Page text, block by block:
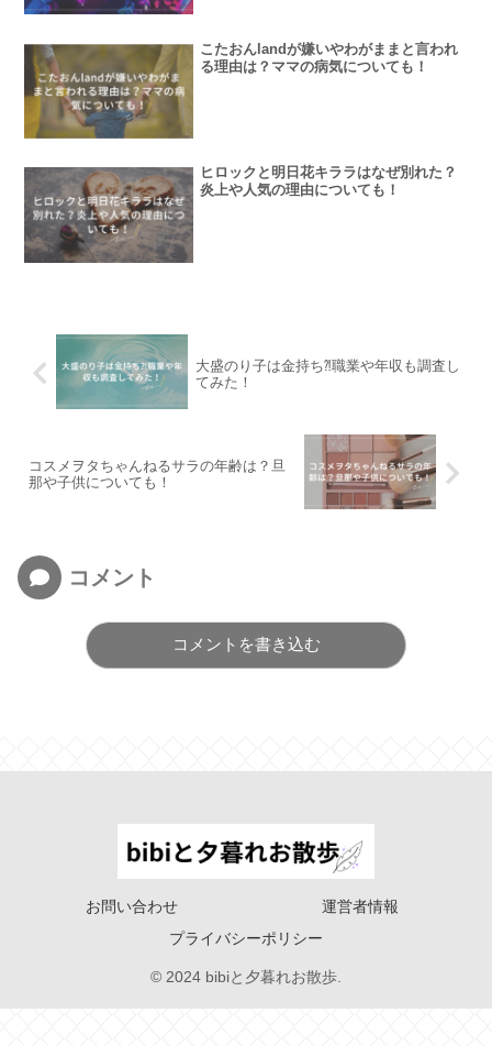
こたおんlandが嫌いやわがままと言われ
る理由は？ママの病気についても！
ヒロックと明日花キララはなぜ別れた？
炎上や人気の理由についても！
大盛のり子は金持ち⁈職業や年収も調査し
てみた！
コスメヲタちゃんねるサラの年齢は？旦
那や子供についても！
コメント
コメントを書き込む
お問い合わせ
運営者情報
プライバシーポリシー
© 2024 bibiと夕暮れお散歩.